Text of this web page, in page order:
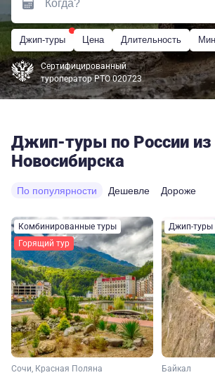
Джип-туры Цена Длительность
Сертифицированный
туроператор РТО 020723
Джип-туры по России из
Новосибирска
По популярности Дешевле Дороже
Комбинированные туры
Горящий тур
Сочи, Красная Поляна
Джип-туры
Байкал